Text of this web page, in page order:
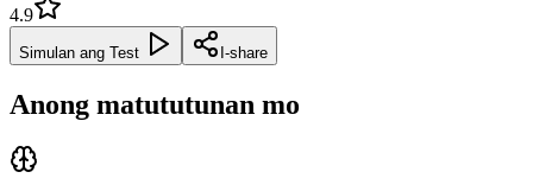
4.9
Simulan ang Test I-share
Anong matututunan mo